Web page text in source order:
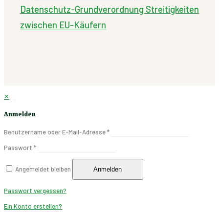
Datenschutz-Grundverordnung Streitigkeiten
zwischen EU-Käufern
✕
Anmelden
Benutzername oder E-Mail-Adresse*
Passwort *
Angemeldet bleiben Anmelden
Passwort vergessen?
Ein Konto erstellen?